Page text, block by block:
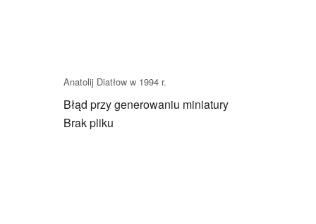
Anatolij Diatłow w 1994 r.
Błąd przy generowaniu miniatury
Brak pliku